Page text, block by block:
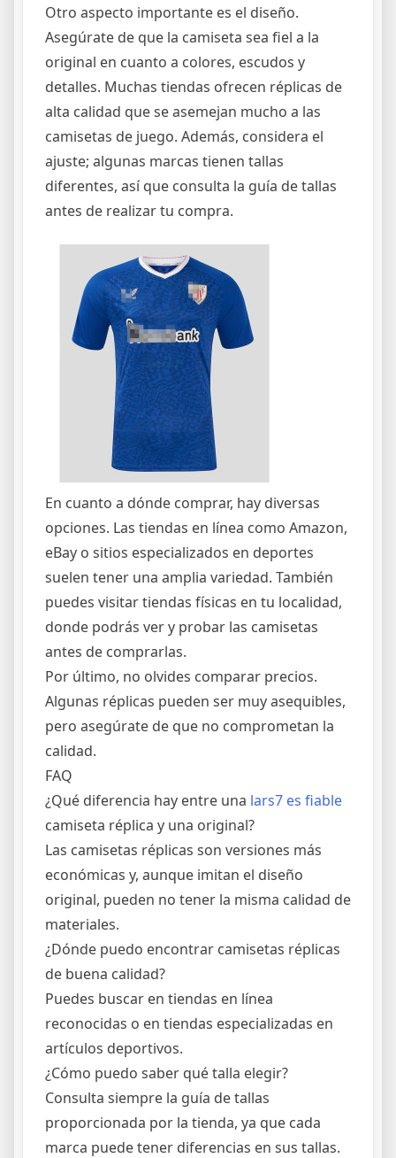
Otro aspecto importante es el diseño.
Asegúrate de que la camiseta sea fiel a la
original en cuanto a colores, escudos y
detalles. Muchas tiendas ofrecen réplicas de
alta calidad que se asemejan mucho a las
camisetas de juego. Además, considera el
ajuste; algunas marcas tienen tallas
diferentes, así que consulta la guía de tallas
antes de realizar tu compra.
En cuanto a dónde comprar, hay diversas
opciones. Las tiendas en línea como Amazon,
eBay o sitios especializados en deportes
suelen tener una amplia variedad. También
puedes visitar tiendas físicas en tu localidad,
donde podrás ver y probar las camisetas
antes de comprarlas.
Por último, no olvides comparar precios.
Algunas réplicas pueden ser muy asequibles,
pero asegúrate de que no comprometan la
calidad.
FAQ
¿Qué diferencia hay entre una lars7 es fiable
camiseta réplica y una original?
Las camisetas réplicas son versiones más
económicas y, aunque imitan el diseño
original, pueden no tener la misma calidad de
materiales.
¿Dónde puedo encontrar camisetas réplicas
de buena calidad?
Puedes buscar en tiendas en línea
reconocidas o en tiendas especializadas en
artículos deportivos.
¿Cómo puedo saber qué talla elegir?
Consulta siempre la guía de tallas
proporcionada por la tienda, ya que cada
marca puede tener diferencias en sus tallas.